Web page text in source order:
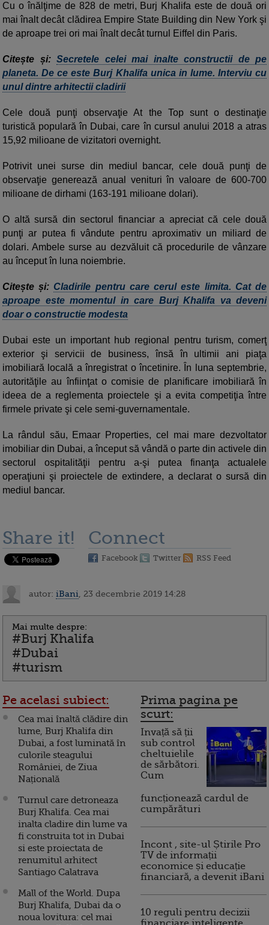
Cu o înălţime de 828 de metri, Burj Khalifa este de două ori
mai înalt decât clădirea Empire State Building din New York şi
de aproape trei ori mai înalt decât turnul Eiffel din Paris.
Citește și: Secretele celei mai inalte constructii de pe
planeta. De ce este Burj Khalifa unica in lume. Interviu cu
unul dintre arhitectii cladirii
Cele două punţi observaţie At the Top sunt o destinaţie
turistică populară în Dubai, care în cursul anului 2018 a atras
15,92 milioane de vizitatori overnight.
Potrivit unei surse din mediul bancar, cele două punţi de
observaţie generează anual venituri în valoare de 600-700
milioane de dirhami (163-191 milioane dolari).
O altă sursă din sectorul financiar a apreciat că cele două
punţi ar putea fi vândute pentru aproximativ un miliard de
dolari. Ambele surse au dezvăluit că procedurile de vânzare
au început în luna noiembrie.
Citește și: Cladirile pentru care cerul este limita. Cat de
aproape este momentul in care Burj Khalifa va deveni
doar o constructie modesta
Dubai este un important hub regional pentru turism, comerţ
exterior şi servicii de business, însă în ultimii ani piaţa
imobiliară locală a înregistrat o încetinire. În luna septembrie,
autorităţile au înfiinţat o comisie de planificare imobiliară în
ideea de a reglementa proiectele şi a evita competiţia între
firmele private şi cele semi-guvernamentale.
La rândul său, Emaar Properties, cel mai mare dezvoltator
imobiliar din Dubai, a început să vândă o parte din activele din
sectorul ospitalităţii pentru a-şi putea finanţa actualele
operaţiuni şi proiectele de extindere, a declarat o sursă din
mediul bancar.
Share it! Connect
Facebook Twitter RSS Feed
autor: iBani , 23 decembrie 2019 14:28
Mai multe despre:
#Burj Khalifa
#Dubai
#turism
Pe acelasi subiect:
Cea mai înaltă clădire din
lume, Burj Khalifa din
Dubai, a fost luminată în
culorile steagului
României, de Ziua
Națională
Turnul care detroneaza
Burj Khalifa. Cea mai
inalta cladire din lume va
fi construita tot in Dubai
si este proiectata de
renumitul arhitect
Santiago Calatrava
Mall of the World. Dupa
Burj Khalifa, Dubai da o
noua lovitura: cel mai
Prima pagina pe
scurt:
Invață să ții
sub control
cheltuielile
de sărbători.
Cum
funcționează cardul de
cumpărături
Incont , site-ul Știrile Pro
TV de informații
economice și educație
financiară, a devenit iBani
10 reguli pentru decizii